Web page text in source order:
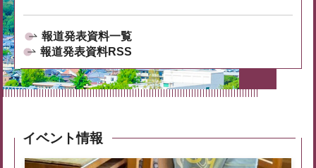
報道発表資料一覧
報道発表資料RSS
イベント情報